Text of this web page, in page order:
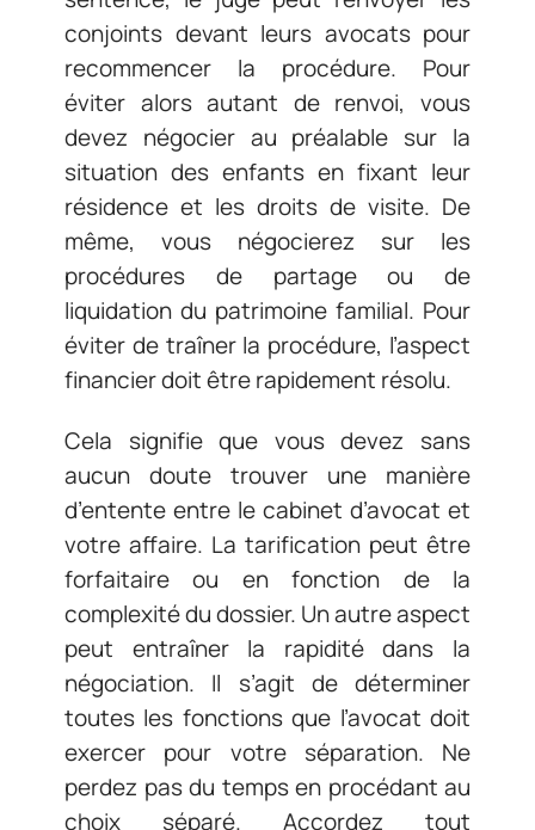
conjoints devant leurs avocats pour
recommencer la procédure. Pour
éviter alors autant de renvoi, vous
devez négocier au préalable sur la
situation des enfants en fixant leur
résidence et les droits de visite. De
même, vous négocierez sur les
procédures de partage ou de
liquidation du patrimoine familial. Pour
éviter de traîner la procédure, l’aspect
financier doit être rapidement résolu.
Cela signifie que vous devez sans
aucun doute trouver une manière
d’entente entre le cabinet d’avocat et
votre affaire. La tarification peut être
forfaitaire ou en fonction de la
complexité du dossier. Un autre aspect
peut entraîner la rapidité dans la
négociation. Il s’agit de déterminer
toutes les fonctions que l’avocat doit
exercer pour votre séparation. Ne
perdez pas du temps en procédant au
choix séparé. Accordez tout